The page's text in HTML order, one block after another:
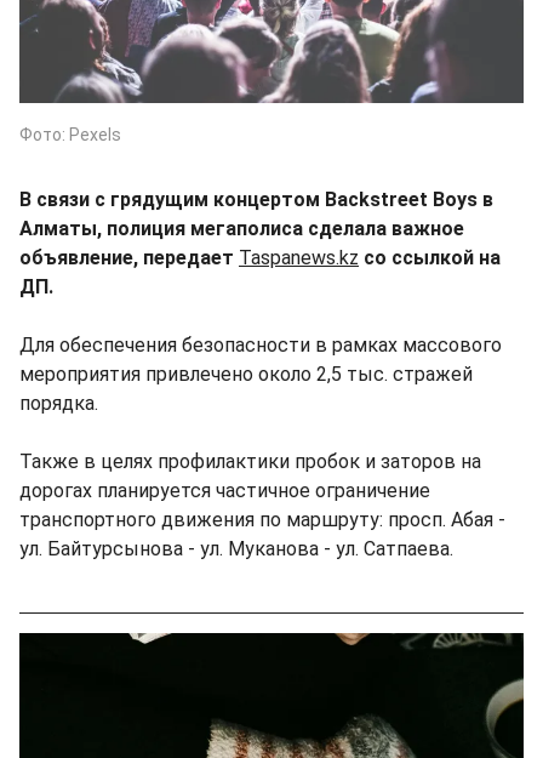
Фото: Pexels
В связи с грядущим концертом Backstreet Boys в
Алматы, полиция мегаполиса сделала важное
объявление, передает Taspanews.kz со ссылкой на
ДП.
Для обеспечения безопасности в рамках массового
мероприятия привлечено около 2,5 тыс. стражей
порядка.
Также в целях профилактики пробок и заторов на
дорогах планируется частичное ограничение
транспортного движения по маршруту: просп. Абая -
ул. Байтурсынова - ул. Муканова - ул. Сатпаева.